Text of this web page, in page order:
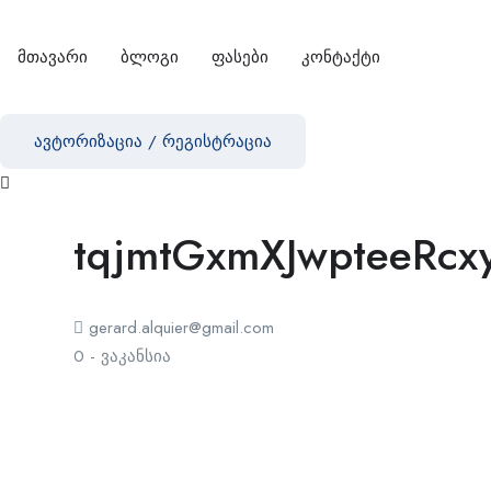
მთავარი ბლოგი ფასები კონტაქტი
ავტორიზაცია / რეგისტრაცია
gerard.alquier@gmail.com
0 - ვაკანსია